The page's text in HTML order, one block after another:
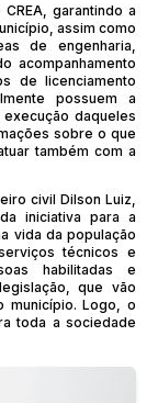
garantindo a
assim como
de engenharia,
acompanhamento
de licenciamento
possuem a
daqueles
sobre o que
também com a
civil Dilson Luiz,
iniciativa para a
vida da população
técnicos e
habilitadas e
que vão
município. Logo, o
toda a sociedade